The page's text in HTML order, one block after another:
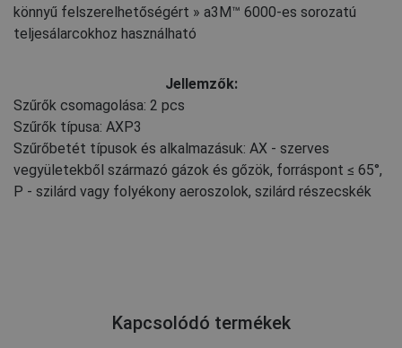
könnyű felszerelhetőségért » a3M™ 6000-es sorozatú
teljesálarcokhoz használható
Jellemzők:
Szűrők csomagolása: 2 pcs
Szűrők típusa: AXP3
Szűrőbetét típusok és alkalmazásuk: AX - szerves
vegyületekből származó gázok és gőzök, forráspont ≤ 65°,
P - szilárd vagy folyékony aeroszolok, szilárd részecskék
Kapcsolódó termékek